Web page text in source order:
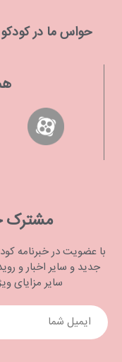
حواس ما در
مشترک
با عضویت در خبرنامه
جدید و سایر اخبار و
سایر مزایای